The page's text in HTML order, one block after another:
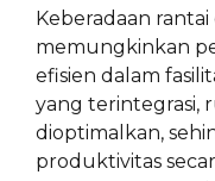
Keberadaan
memungkinkan
efisien dalam
yang terintegrasi,
dioptimalkan,
produktivitas